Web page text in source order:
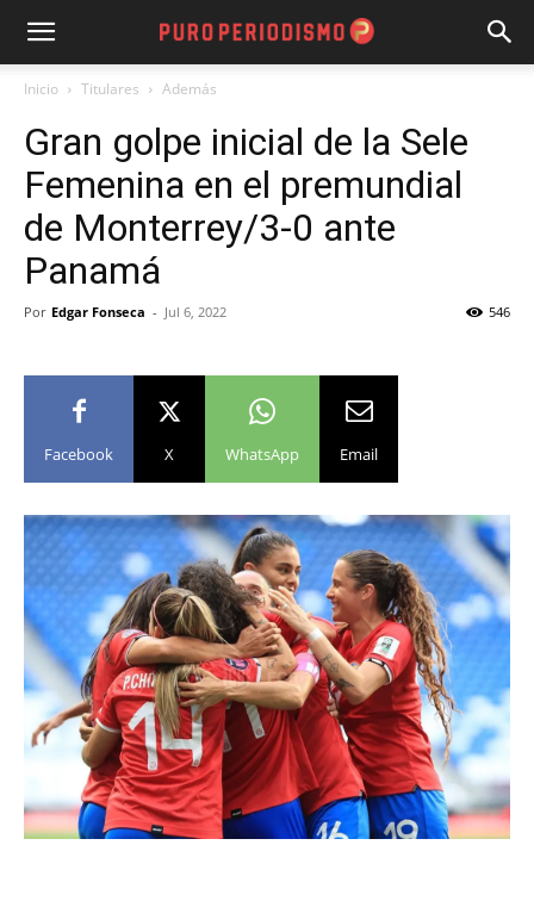
Inicio Titulares Además
Gran golpe inicial de la Sele
Femenina en el premundial
de Monterrey/3-0 ante
Panamá
Por Edgar Fonseca - Jul 6, 2022 546
Facebook X WhatsApp Email